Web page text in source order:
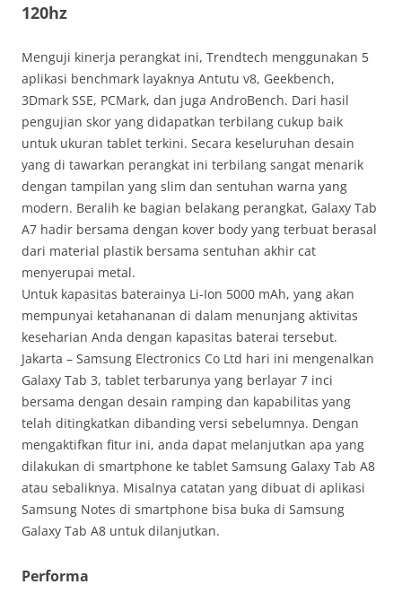
120hz
Menguji kinerja perangkat ini, Trendtech menggunakan 5
aplikasi benchmark layaknya Antutu v8, Geekbench,
3Dmark SSE, PCMark, dan juga AndroBench. Dari hasil
pengujian skor yang didapatkan terbilang cukup baik
untuk ukuran tablet terkini. Secara keseluruhan desain
yang di tawarkan perangkat ini terbilang sangat menarik
dengan tampilan yang slim dan sentuhan warna yang
modern. Beralih ke bagian belakang perangkat, Galaxy Tab
A7 hadir bersama dengan kover body yang terbuat berasal
dari material plastik bersama sentuhan akhir cat
menyerupai metal.
Untuk kapasitas baterainya Li-Ion 5000 mAh, yang akan
mempunyai ketahananan di dalam menunjang aktivitas
keseharian Anda dengan kapasitas baterai tersebut.
Jakarta – Samsung Electronics Co Ltd hari ini mengenalkan
Galaxy Tab 3, tablet terbarunya yang berlayar 7 inci
bersama dengan desain ramping dan kapabilitas yang
telah ditingkatkan dibanding versi sebelumnya. Dengan
mengaktifkan fitur ini, anda dapat melanjutkan apa yang
dilakukan di smartphone ke tablet Samsung Galaxy Tab A8
atau sebaliknya. Misalnya catatan yang dibuat di aplikasi
Samsung Notes di smartphone bisa buka di Samsung
Galaxy Tab A8 untuk dilanjutkan.
Performa